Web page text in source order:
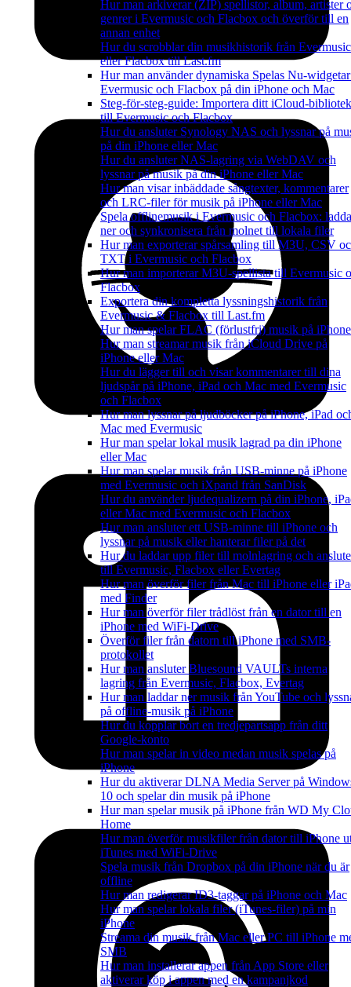
Hur man arkiverar (ZIP) spellistor, album, artister
genrer i Evermusic och Flacbox och överför till en
annan enhet
Hur du scrobblar din musikhistorik från Evermusic
eller Flacbox till Last.fm
Hur man använder dynamiska Spelas Nu-
Evermusic och Flacbox på din iPhone och Mac
Steg-för-steg-guide: Importera ditt iCloud-bibliotek
till Evermusic och Flacbox
Hur du ansluter Synology NAS och lyssnar på
på din iPhone eller Mac
Hur du ansluter NAS-lagring via WebDAV och
lyssnar på musik på din iPhone eller Mac
Hur man visar inbäddade sångtexter, kommentarer
och LRC-filer för musik på iPhone eller Mac
Spela offlinemusik i Evermusic och Flacbox: ladda
ner och synkronisera från molnet till lokala filer
Hur man exporterar spårsamling till M3U, CSV
TXT i Evermusic och Flacbox
Hur man importerar M3U-spellista till Evermusic
Flacbox
Exportera din kompletta lyssningshistorik från
Evermusic & Flacbox till Last.fm
Hur man spelar FLAC (förlustfri) musik på iPhone
Hur man streamar musik från iCloud Drive på
iPhone eller Mac
Hur du lägger till och visar kommentarer till dina
ljudspår på iPhone, iPad och Mac med Evermusic
och Flacbox
Hur man lyssnar på ljudböcker på iPhone, iPad
Mac med Evermusic
Hur man spelar lokal musik lagrad pa din iPhone
eller Mac
Hur man spelar musik från USB-minne på iPhone
med Evermusic och iXpand från SanDisk
Hur du använder ljudequalizern på din iPhone,
eller Mac med Evermusic och Flacbox
Hur man ansluter ett USB-minne till iPhone och
lyssnar på musik eller hanterar filer på det
Hur du laddar upp filer till molnlagring och
till Evermusic, Flacbox eller Evertag
Hur man överför filer från Mac till iPhone eller
med Finder
Hur man överför filer trådlöst från en dator till en
iPhone med WiFi-Drive
Överför filer från datorn till iPhone med SMB-
protokollet
Hur man ansluter Bluesound VAULTs interna
lagring från Evermusic, Flacbox, Evertag
Hur man laddar ner musik från YouTube och
på offline-musik på iPhone
Hur du kopplar bort en tredjepartsapp från ditt
Google-konto
Hur man spelar in video medan musik spelas på
iPhone
Hur du aktiverar DLNA Media Server på
10 och spelar din musik på iPhone
Hur man spelar musik på iPhone från WD My
Home
Hur man överför musikfiler från dator till iPhone
iTunes med WiFi-Drive
Spela musik från Dropbox på din iPhone när du är
offline
Hur man redigerar ID3-taggar på iPhone och Mac
Hur man spelar lokala filer (iTunes-filer) på min
iPhone
Streama din musik från Mac eller PC till iPhone
SMB
Hur man installerar appen från App Store eller
aktiverar köp i appen med en kampanjkod